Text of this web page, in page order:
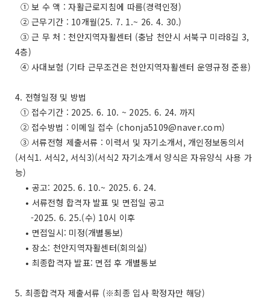
① 보 수 액 : 자활근로지침에 따름(경력인정)
② 근무기간 : 10개월(25. 7. 1.~ 26. 4. 30.)
③ 근 무 처 : 천안지역자활센터 (충남 천안시 서북구 미라8길 3,
4층)
④ 사대보험 (기타 근무조건은 천안지역자활센터 운영규정 준용)
4. 전형일정 및 방법
① 접수기간 : 2025. 6. 10. ~ 2025. 6. 24. 까지
② 접수방법 : 이메일 접수 (chonja5109@naver.com)
③ 서류전형 제출서류 : 이력서 및 자기소개서, 개인정보동의서
(서식1. 서식2, 서식3)(서식2 자기소개서 양식은 자유양식 사용 가
능)
• 공고: 2025. 6. 10.~ 2025. 6. 24.
• 서류전형 합격자 발표 및 면접일 공고
-2025. 6. 25.(수) 10시 이후
• 면접일시: 미정(개별통보)
• 장소: 천안지역자활센터(회의실)
• 최종합격자 발표: 면접 후 개별통보
5. 최종합격자 제출서류 (※최종 입사 확정자만 해당)